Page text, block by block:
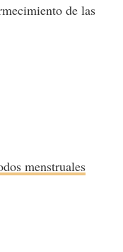
de las
menstruales